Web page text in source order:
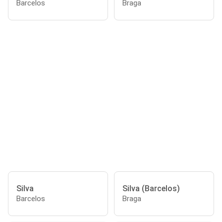
Barcelos Braga
Silva
Barcelos
Silva (Barcelos)
Braga